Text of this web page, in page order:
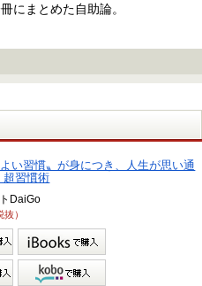
にまとめた自助論。
い習慣〟が身につき、人生が思い通
超習慣術
DaiGo
抜）